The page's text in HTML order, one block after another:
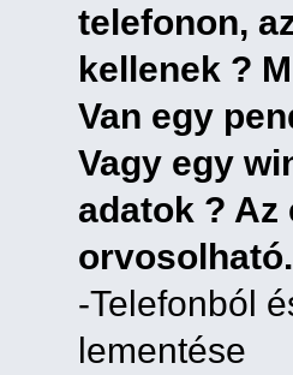
telefonon,
kellenek ?
Van egy
Vagy egy
adatok ? Az
orvosolható.
-Telefonból
lementése